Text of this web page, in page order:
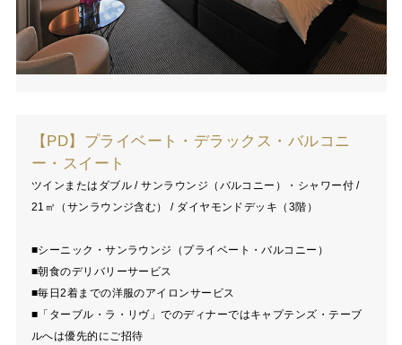
【PD】プライベート・デラックス・バルコニ
ー・スイート
ツインまたはダブル / サンラウンジ（バルコニー）・シャワー付 /
21㎡（サンラウンジ含む） / ダイヤモンドデッキ（3階）
■シーニック・サンラウンジ（プライベート・バルコニー）
■朝食のデリバリーサービス
■毎日2着までの洋服のアイロンサービス
■「ターブル・ラ・リヴ」でのディナーではキャプテンズ・テーブ
ルへは優先的にご招待